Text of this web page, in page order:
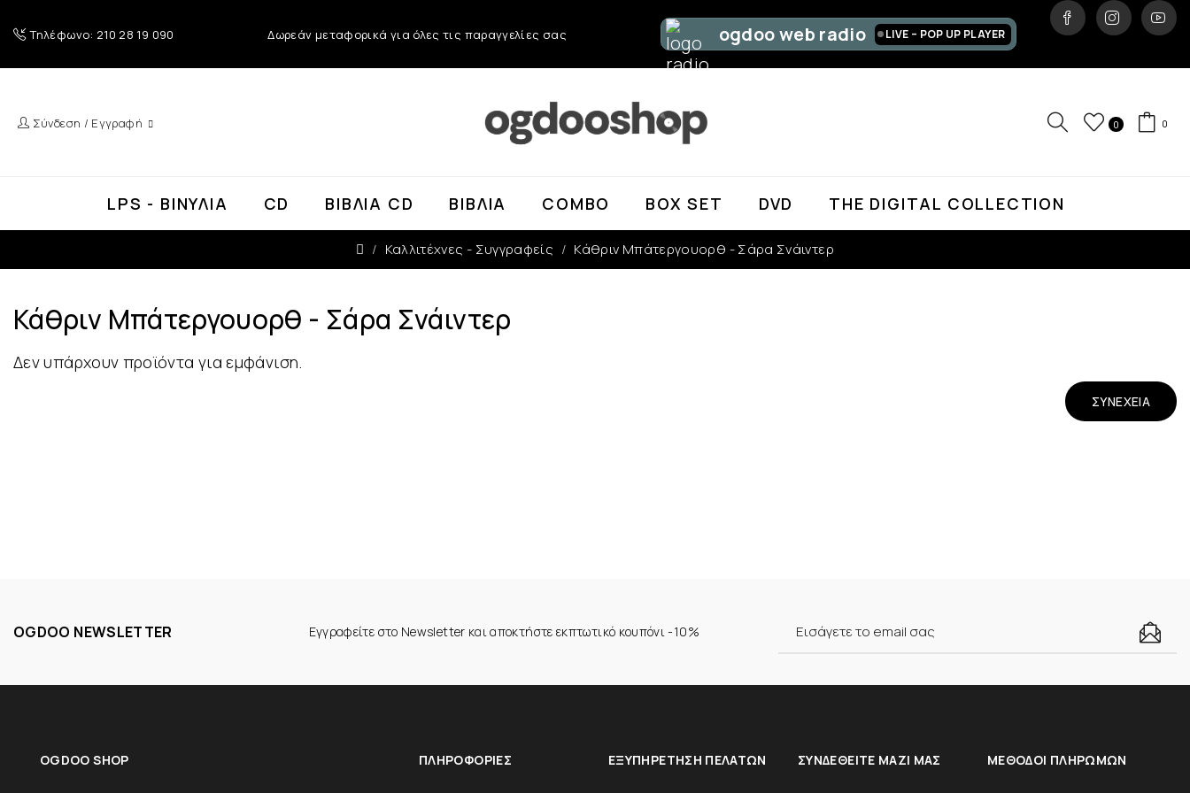
Τηλέφωνο: 210 28 19 090 Δωρεάν μεταφορικά για όλες τις παραγγελίες σας ogdoo web radio LIVE – POP UP PLAYER
Σύνδεση / Εγγραφή 0 0
LPS - ΒΙΝΎΛΙΑ CD ΒΙΒΛΊΑ CD ΒΙΒΛΊΑ COMBO BOX SET DVD THE DIGITAL COLLECTION
Καλλιτέχνες - Συγγραφείς Κάθριν Μπάτεργουορθ - Σάρα Σνάιντερ
Κάθριν Μπάτεργουορθ - Σάρα Σνάιντερ
Δεν υπάρχουν προϊόντα για εμφάνιση.
ΣΥΝΈΧΕΙΑ
OGDOO NEWSLETTER Εγγραφείτε στο Newsletter και αποκτήστε εκπτωτικό κουπόνι -10%
OGDOO SHOP ΠΛΗΡΟΦΟΡΊΕΣ ΕΞΥΠΗΡΈΤΗΣΗ ΠΕΛΑΤΏΝ ΣΥΝΔΕΘΕΊΤΕ ΜΑΖΊ ΜΑΣ ΜΈΘΟΔΟΙ ΠΛΗΡΩΜΏΝ